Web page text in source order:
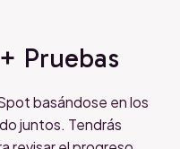
Pruebas
basándose en los
juntos. Tendrás